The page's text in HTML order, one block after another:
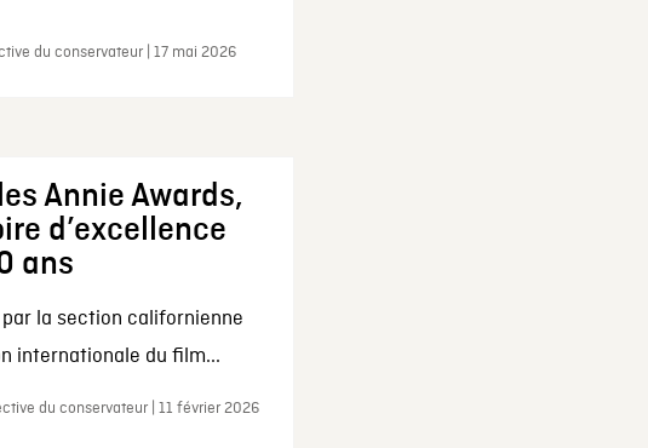
du conservateur | 17 mai 2026
les Annie Awards,
d’excellence
ans
par la section californienne
internationale du film...
du conservateur | 11 février 2026